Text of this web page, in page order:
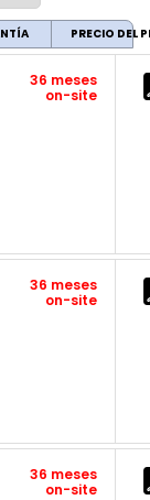
PRECIO DEL
36 meses
on-site
36 meses
on-site
36 meses
on-site